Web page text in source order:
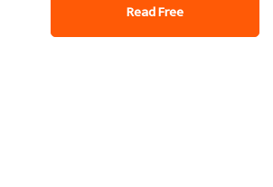
Read Free